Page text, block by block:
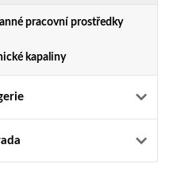
pracovní prostředky
kapaliny